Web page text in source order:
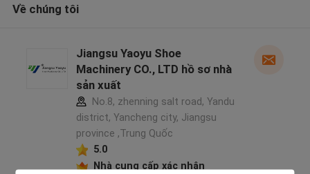
Về chúng tôi
Jiangsu Yaoyu Shoe
Machinery CO., LTD hồ sơ nhà
sản xuất
No.8, zhenning salt road, Yandu
district, Yancheng city, Jiangsu
province ,Trung Quốc
5.0
Nhà cung cấp xác nhận